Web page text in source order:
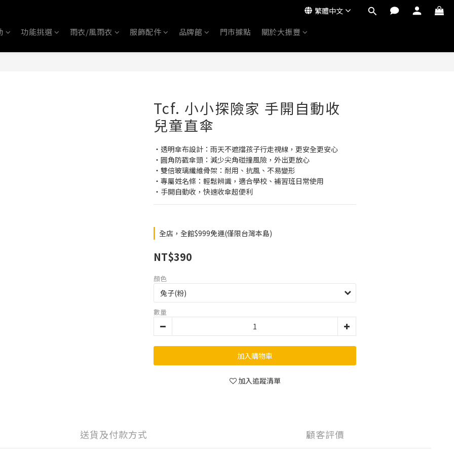
繁體中文
功能挑選 雨衣/風雨衣 服飾配件 品牌館 門市據點 關於大振豐
Tcf. 小小探險家 手開自動收
兒童直傘
‧透明傘布設計：雨天不遮擋孩子行走視線，更安全更安心
‧圓角防戳傘頭：減少尖角碰撞風險，外出更放心
‧雙倍玻璃纖維骨架：耐用、抗風、不易變形
‧專屬姓名條：輕鬆辨識，適合學校、補習班日常使用
‧手開自動收，快速收傘超便利
全店，全館$999免運(僅限台灣本島)
NT$390
顏色
數量
加入購物車
加入追蹤清單
送貨及付款方式 顧客評價